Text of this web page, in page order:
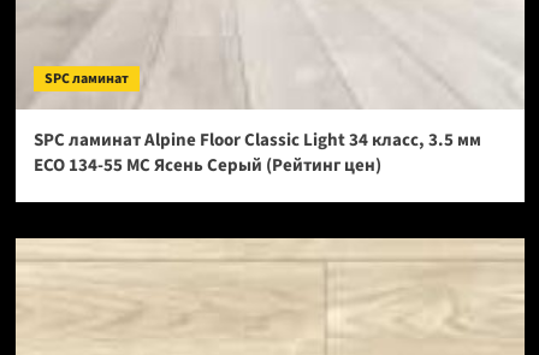
SPC ламинат
SPC ламинат Alpine Floor Classic Light 34 класс, 3.5 мм
ECO 134-55 МС Ясень Серый (Рейтинг цен)